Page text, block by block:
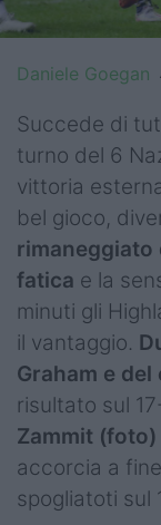
Premiership
Champions
Challenge
World
Rugby
Super
Rugby in TV
Mercato
Serie A Elite
Campionati
Daniele Goegan
Succede di
turno del 6
vittoria
bel gioco,
fatica e la
minuti gli
il vantaggio.
Graham e
risultato sul
Zammit
accorcia a
spogliatoti sul